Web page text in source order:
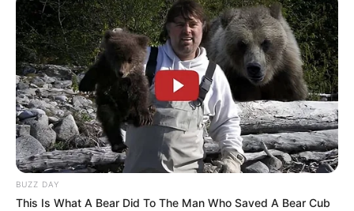
BUZZ DAY
This Is What A Bear Did To The Man Who Saved A Bear Cub